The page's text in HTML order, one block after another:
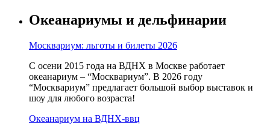
Океанариумы и дельфинарии
Москвариум: льготы и билеты 2026
С осени 2015 года на ВДНХ в Москве работает
океанариум – “Москвариум”. В 2026 году
“Москвариум” предлагает большой выбор выставок и
шоу для любого возраста!
Океанариум на ВДНХ-ввц